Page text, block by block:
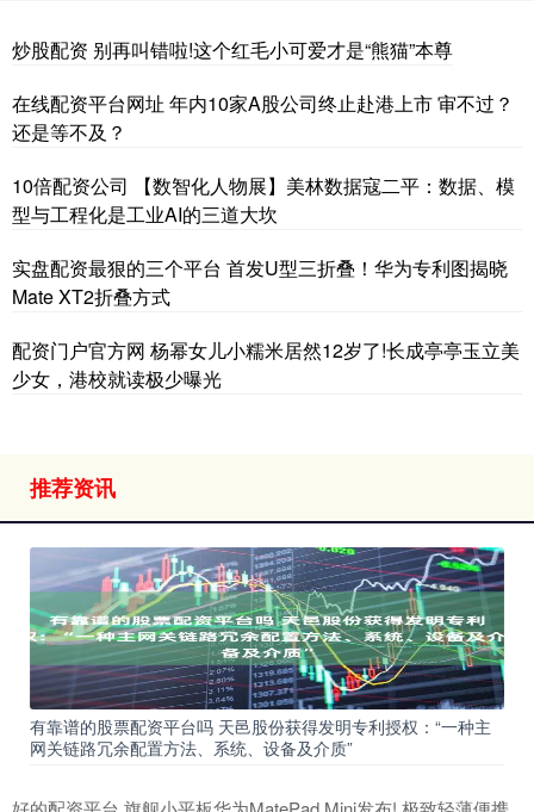
炒股配资 别再叫错啦!这个红毛小可爱才是“熊猫”本尊
在线配资平台网址 年内10家A股公司终止赴港上市 审不过？
还是等不及？
10倍配资公司 【数智化人物展】美林数据寇二平：数据、模
型与工程化是工业AI的三道大坎
实盘配资最狠的三个平台 首发U型三折叠！华为专利图揭晓
Mate XT2折叠方式
配资门户官方网 杨幂女儿小糯米居然12岁了!长成亭亭玉立美
少女，港校就读极少曝光
推荐资讯
有靠谱的股票配资平台吗 天邑股份获得发明专利授权：“一种主
网关链路冗余配置方法、系统、设备及介质”